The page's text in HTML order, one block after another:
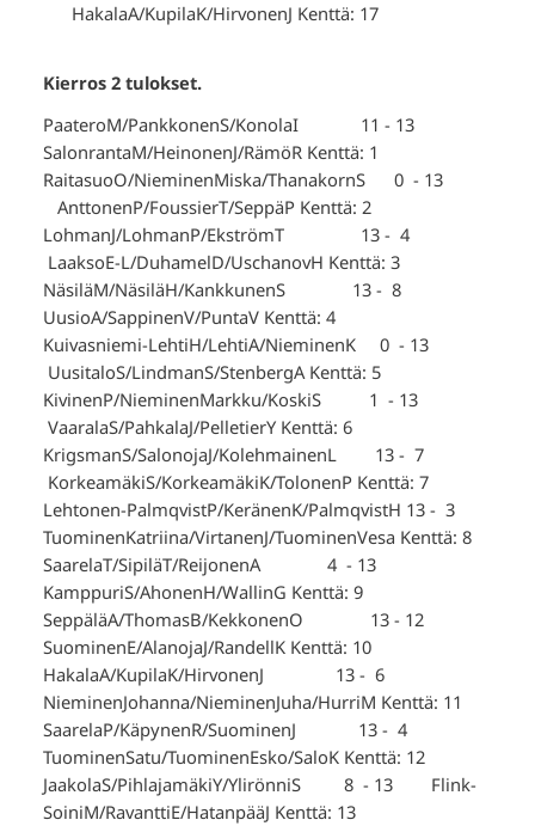
HakalaA/KupilaK/HirvonenJ Kenttä: 17
Kierros 2 tulokset.
PaateroM/PankkonenS/KonolaI 11 - 13
SalonrantaM/HeinonenJ/RämöR Kenttä: 1
RaitasuoO/NieminenMiska/ThanakornS 0 - 13
AnttonenP/FoussierT/SeppäP Kenttä: 2
LohmanJ/LohmanP/EkströmT 13 - 4
LaaksoE-L/DuhamelD/UschanovH Kenttä: 3
NäsiläM/NäsiläH/KankkunenS 13 - 8
UusioA/SappinenV/PuntaV Kenttä: 4
Kuivasniemi-LehtiH/LehtiA/NieminenK 0 - 13
UusitaloS/LindmanS/StenbergA Kenttä: 5
KivinenP/NieminenMarkku/KoskiS 1 - 13
VaaralaS/PahkalaJ/PelletierY Kenttä: 6
KrigsmanS/SalonojaJ/KolehmainenL 13 - 7
KorkeamäkiS/KorkeamäkiK/TolonenP Kenttä: 7
Lehtonen-PalmqvistP/KeränenK/PalmqvistH 13 - 3
TuominenKatriina/VirtanenJ/TuominenVesa Kenttä: 8
SaarelaT/SipiläT/ReijonenA 4 - 13
KamppuriS/AhonenH/WallinG Kenttä: 9
SeppäläA/ThomasB/KekkonenO 13 - 12
SuominenE/AlanojaJ/RandellK Kenttä: 10
HakalaA/KupilaK/HirvonenJ 13 - 6
NieminenJohanna/NieminenJuha/HurriM Kenttä: 11
SaarelaP/KäpynenR/SuominenJ 13 - 4
TuominenSatu/TuominenEsko/SaloK Kenttä: 12
JaakolaS/PihlajamäkiY/YlirönniS 8 - 13 Flink-
SoiniM/RavanttiE/HatanpääJ Kenttä: 13